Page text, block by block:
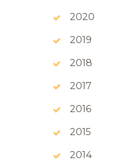
2020
2019
2018
2017
2016
2015
2014